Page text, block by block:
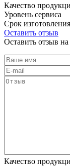
Качество
Уровень сервиса
Срок изготовления
Оставить отзыв
Оставить отзыв
Качество